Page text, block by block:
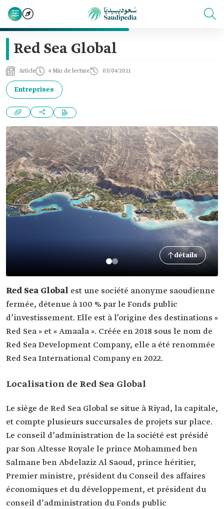
Red Sea Global
Article 4 Min de lecture 03/04/2021
Entreprises
détails
Red Sea Global est une société anonyme saoudienne
fermée, détenue à 100 % par le Fonds public
d’investissement. Elle est à l’origine des destinations «
Red Sea » et « Amaala ». Créée en 2018 sous le nom de
Red Sea Development Company, elle a été renommée
Red Sea International Company en 2022.
Localisation de Red Sea Global
Le siège de Red Sea Global se situe à Riyad, la capitale,
et compte plusieurs succursales de projets sur place.
Le conseil d’administration de la société est présidé
par Son Altesse Royale le prince Mohammed ben
Salmane ben Abdelaziz Al Saoud, prince héritier,
Premier ministre, président du Conseil des affaires
économiques et du développement, et président du
conseil d’administration du Fonds public